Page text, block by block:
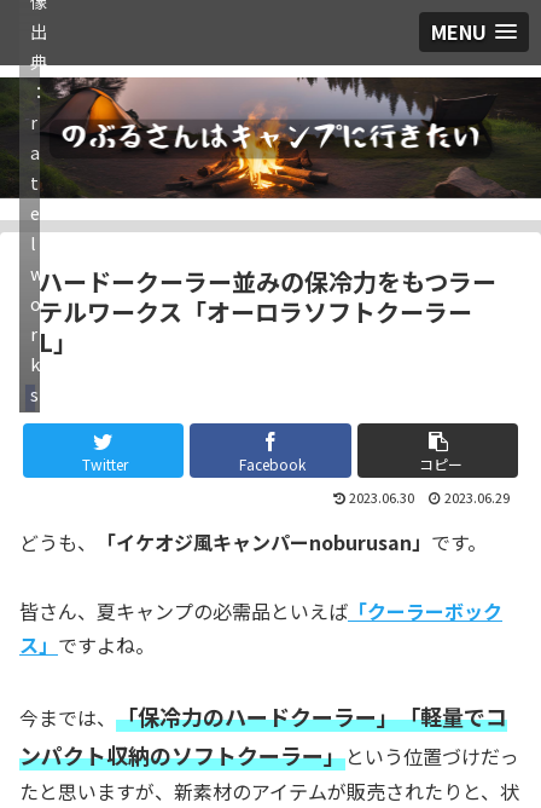
MENU
ハードークーラー並みの保冷力をもつラー
テルワークス「オーロラソフトクーラー
L」
ギア
出
典
：
r
a
t
e
l
w
o
r
k
s
Twitter Facebook コピー
2023.06.30 2023.06.29
どうも、 「イケオジ風キャンパーnoburusan」 です。
皆さん、夏キャンプの必需品といえば 「クーラーボック
ス」 ですよね。
今までは、 「保冷力のハードクーラー」「軽量でコ
ンパクト収納のソフトクーラー」という位置づけだっ
たと思いますが、新素材のアイテムが販売されたりと、状